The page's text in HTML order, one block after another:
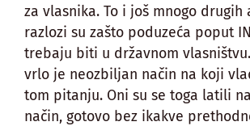
za vlasnika. To i još mnogo drugih
razlozi su zašto poduzeća poput
trebaju biti u državnom
vrlo je neozbiljan način na koji
tom pitanju. Oni su se toga latili
način, gotovo bez ikakve